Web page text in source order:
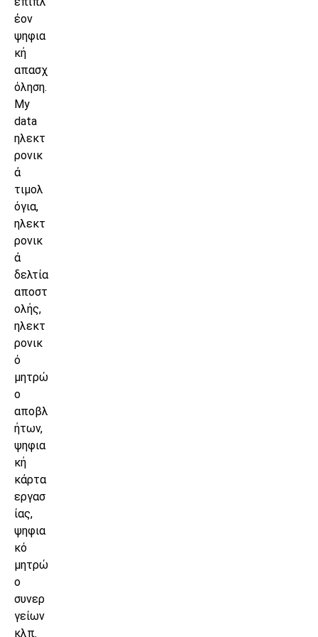
έον
ψηφια
κή
απασχ
όληση.
My
data
ηλεκτ
ρονικ
ά
τιμολ
όγια,
ηλεκτ
ρονικ
ά
δελτία
αποστ
ολής,
ηλεκτ
ρονικ
ό
μητρώ
ο
αποβλ
ήτων,
ψηφια
κή
κάρτα
εργασ
ίας,
ψηφια
κό
μητρώ
ο
συνερ
γείων
κλπ.